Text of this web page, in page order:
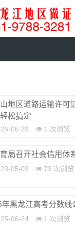
地区道路运输许可
松搞定
06-29 1 次浏览
局召开社会信用体
05-03 73 次浏览
年黑龙江高考分数线
06-24 1 次浏览